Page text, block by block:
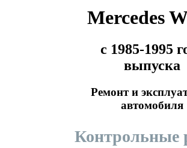
Mercedes
с 1985-1995
выпуска
Ремонт и
автомобиля
Контрольные